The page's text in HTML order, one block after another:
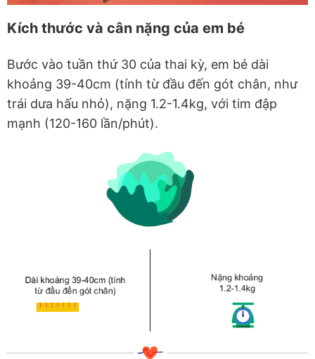
Kích thước và cân nặng của em bé
Bước vào tuần thứ 30 của thai kỳ, em bé dài
khoảng 39-40cm (tính từ đầu đến gót chân, như
trái dưa hấu nhỏ), nặng 1.2-1.4kg, với tim đập
mạnh (120-160 lần/phút).